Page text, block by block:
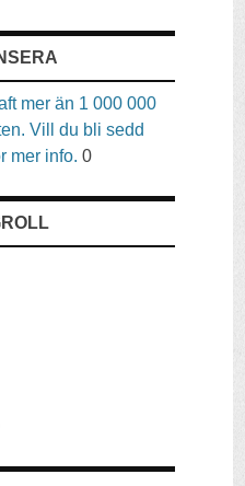
mer än 1 000 000
Vill du bli sedd
mer info. 0